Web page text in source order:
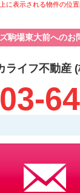
に表示される物件の位置
駒場東大前へのお
ライフ不動産
03-